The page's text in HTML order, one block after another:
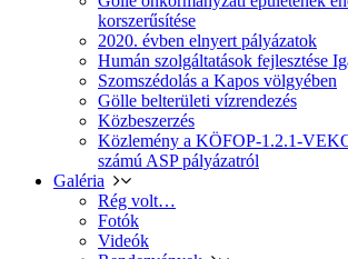
korszerűsítése
2020. évben elnyert pályázatok
Humán szolgáltatások fejlesztése
Szomszédolás a Kapos völgyében
Gölle belterületi vízrendezés
Közbeszerzés
Közlemény a KÖFOP-1.2.1-
számú ASP pályázatról
Galéria
Rég volt…
Fotók
Videók